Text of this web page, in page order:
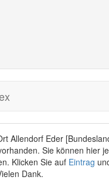
Allendorf Eder
Sie können hier
Klicken Sie auf Eintrag
Dank.